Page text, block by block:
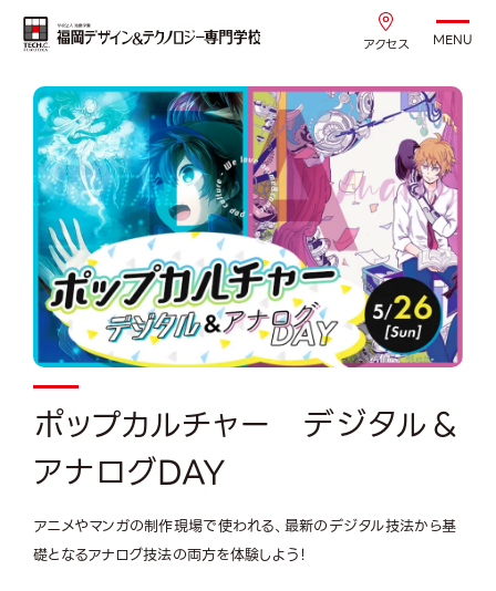
アクセス MENU
ポップカルチャー デジタル＆
アナログDAY
アニメやマンガの制作現場で使われる、最新のデジタル技法から基
礎となるアナログ技法の両方を体験しよう！